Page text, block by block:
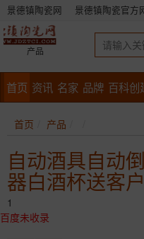
景德镇陶瓷网 景德镇陶瓷官方
产品
首页 资讯 名家 品牌 百科创
首页 产品
自动酒具自动
器白酒杯送客
1
百度未收录